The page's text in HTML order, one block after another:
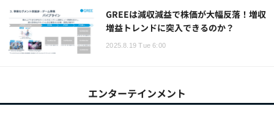
GREEは減収減益で株価が大幅反落！増収
増益トレンドに突入できるのか？
2025.8.19 Tue 6:00
エンターテインメント